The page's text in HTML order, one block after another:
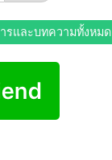
รและบทความทั้งหมด